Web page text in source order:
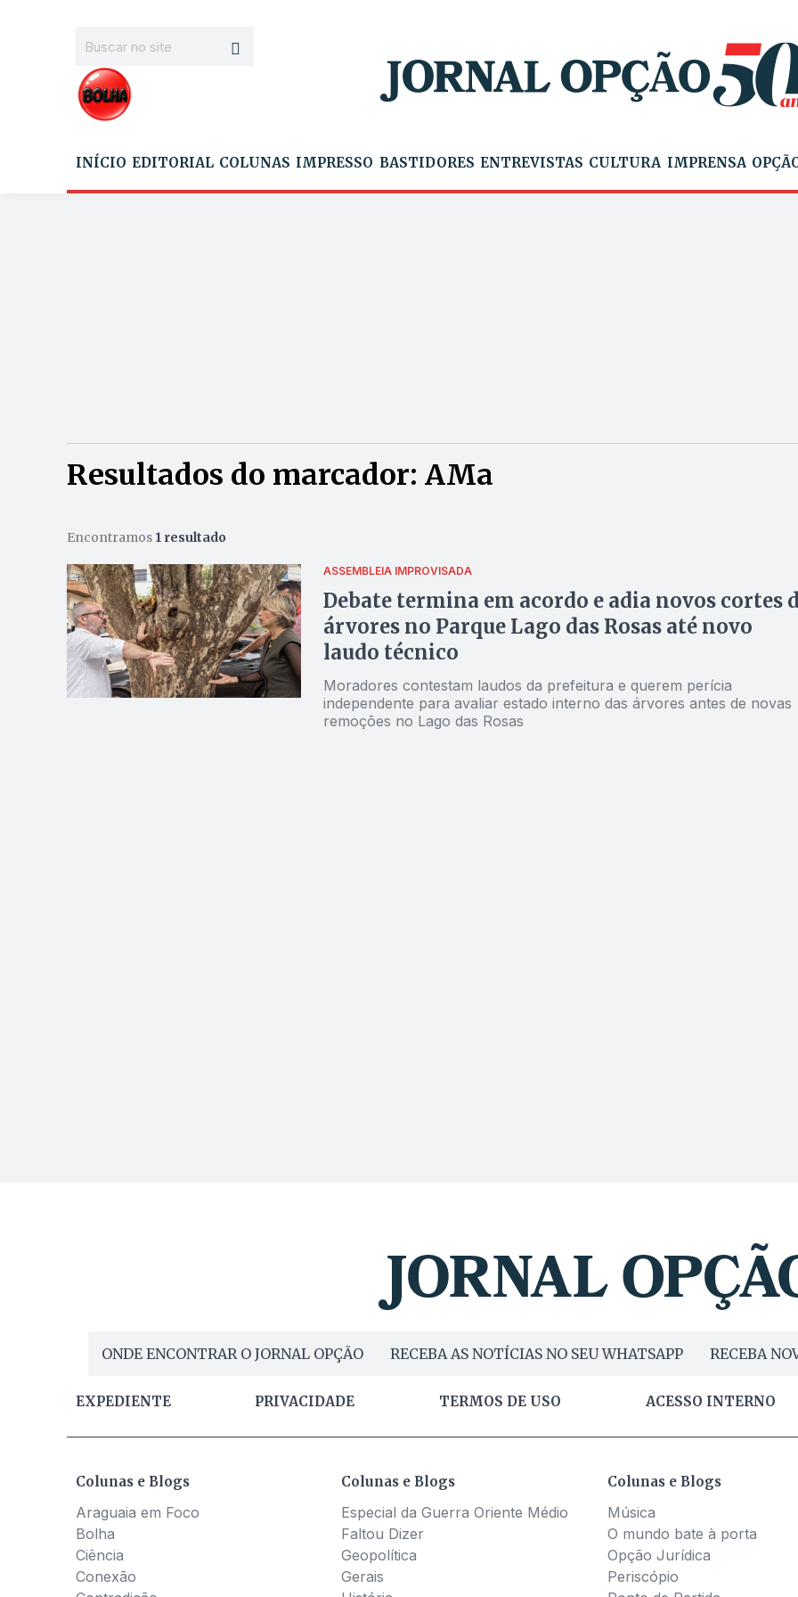
INÍCIO EDITORIAL COLUNAS IMPRESSO BASTIDORES ENTREVISTAS CULTURA IMPRENSA
Resultados do marcador: AMa
Encontramos 1 resultado
ASSEMBLEIA IMPROVISADA
Debate termina em acordo e adia novos cortes
árvores no Parque Lago das Rosas até novo
laudo técnico
Moradores contestam laudos da prefeitura e querem perícia
independente para avaliar estado interno das árvores antes de novas
remoções no Lago das Rosas
ONDE ENCONTRAR O JORNAL OPÇÃO RECEBA AS NOTÍCIAS NO SEU WHATSAPP RECEBA
EXPEDIENTE PRIVACIDADE TERMOS DE USO ACESSO INTERNO
Colunas e Blogs
Araguaia em Foco
Bolha
Ciência
Conexão
Colunas e Blogs
Especial da Guerra Oriente Médio
Faltou Dizer
Geopolítica
Gerais
Colunas e Blogs
Música
O mundo bate à porta
Opção Jurídica
Periscópio